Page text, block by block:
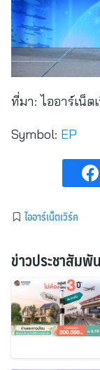
ที่มา: ไออาร์เน็ต
Symbol: EP
ไออาร์เน็ตเวิร์ค
ข่าวประชาสัมพั